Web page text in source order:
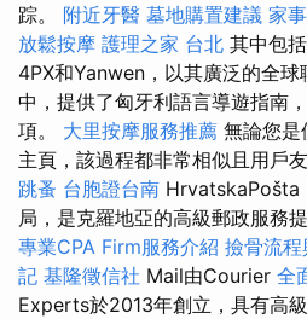
踪。 附近牙醫 墓地購置建議 家
放鬆按摩 護理之家 台北 其中包
4PX和Yanwen，以其廣泛的全
中，提供了匈牙利語言導遊指南
項。 大里按摩服務推薦 無論您
主頁，該過程都非常相似且用戶
跳蚤 台胞證台南 HrvatskaPošta
局，是克羅地亞的高級郵政服務
專業CPA Firm服務介紹 撿骨流
記 基隆徵信社 Mail由Courier 全
Experts於2013年創立，具有高